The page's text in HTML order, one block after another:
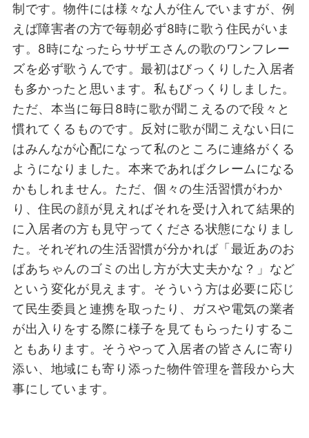
制です。物件には様々な人が住んでいますが、例
えば障害者の方で毎朝必ず8時に歌う住民がいま
す。8時になったらサザエさんの歌のワンフレー
ズを必ず歌うんです。最初はびっくりした入居者
も多かったと思います。私もびっくりしました。
ただ、本当に毎日8時に歌が聞こえるので段々と
慣れてくるものです。反対に歌が聞こえない日に
はみんなが心配になって私のところに連絡がくる
ようになりました。本来であればクレームになる
かもしれません。ただ、個々の生活習慣がわか
り、住民の顔が見えればそれを受け入れて結果的
に入居者の方も見守ってくださる状態になりまし
た。 それぞれの生活習慣が分かれば「最近あのお
ばあちゃんのゴミの出し方が大丈夫かな？」など
という変化が見えます。そういう方は必要に応じ
て民生委員と連携を取ったり、ガスや電気の業者
が出入りをする際に様子を見てもらったりするこ
ともあります。そうやって入居者の皆さんに寄り
添い、地域にも寄り添った物件管理を普段から大
事にしています。